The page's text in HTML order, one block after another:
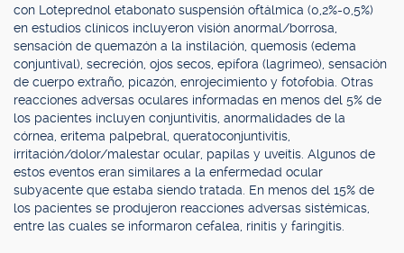
con Loteprednol etabonato suspensión oftálmica (0,2%-0,5%)
en estudios clínicos incluyeron visión anormal/borrosa,
sensación de quemazón a la instilación, quemosis (edema
conjuntival), secreción, ojos secos, epífora (lagrimeo), sensación
de cuerpo extraño, picazón, enrojecimiento y fotofobia. Otras
reacciones adversas oculares informadas en menos del 5% de
los pacientes incluyen conjuntivitis, anormalidades de la
córnea, eritema palpebral, queratoconjuntivitis,
irritación/dolor/malestar ocular, papilas y uveítis. Algunos de
estos eventos eran similares a la enfermedad ocular
subyacente que estaba siendo tratada. En menos del 15% de
los pacientes se produjeron reacciones adversas sistémicas,
entre las cuales se informaron cefalea, rinitis y faringitis.